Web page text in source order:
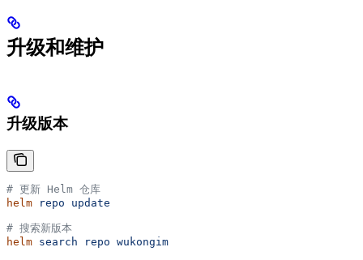
升级和维护
升级版本
# 更新 Helm 仓库
helm repo update
# 搜索新版本
helm search repo wukongim